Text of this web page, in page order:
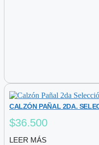
$36.500
LEER MÁS